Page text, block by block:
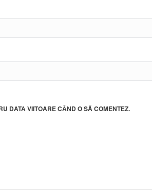
DATA VIITOARE CÂND O SĂ COMENTEZ.